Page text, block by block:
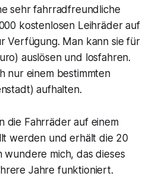
sehr fahrradfreundliche
kostenlosen Leihräder auf
Verfügung. Man kann sie für
auslösen und losfahren.
nur einem bestimmten
aufhalten.
die Fahrräder auf einem
werden und erhält die 20
wundere mich, das dieses
Jahre funktioniert.